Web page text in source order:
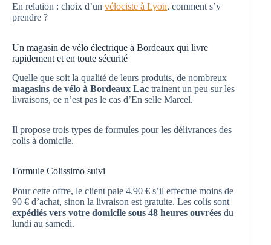
En relation : choix d’un vélociste à Lyon, comment s’y
prendre ?
Un magasin de vélo électrique à Bordeaux qui livre
rapidement et en toute sécurité
Quelle que soit la qualité de leurs produits, de nombreux
magasins de vélo à Bordeaux Lac trainent un peu sur les
livraisons, ce n’est pas le cas d’En selle Marcel.
Il propose trois types de formules pour les délivrances des
colis à domicile.
Formule Colissimo suivi
Pour cette offre, le client paie 4.90 € s’il effectue moins de
90 € d’achat, sinon la livraison est gratuite. Les colis sont
expédiés vers votre domicile sous 48 heures ouvrées du
lundi au samedi.